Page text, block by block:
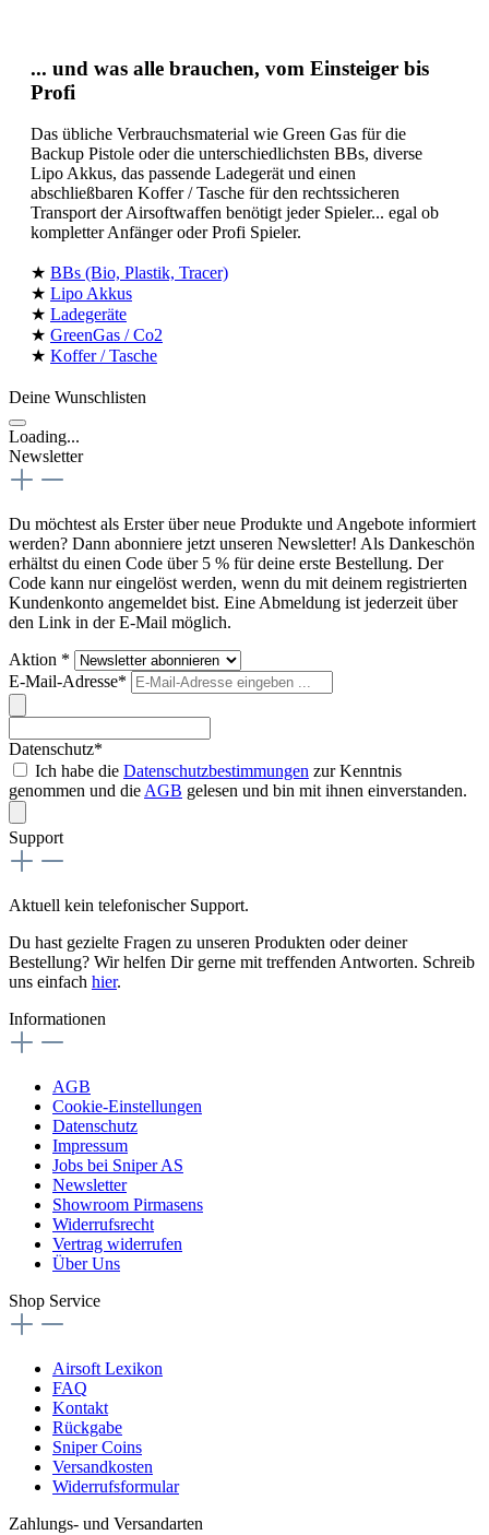
... und was alle brauchen, vom Einsteiger bis
Profi
Das übliche Verbrauchsmaterial wie Green Gas für die
Backup Pistole oder die unterschiedlichsten BBs, diverse
Lipo Akkus, das passende Ladegerät und einen
abschließbaren Koffer / Tasche für den rechtssicheren
Transport der Airsoftwaffen benötigt jeder Spieler... egal ob
kompletter Anfänger oder Profi Spieler.
★ BBs (Bio, Plastik, Tracer)
★ Lipo Akkus
★ Ladegeräte
★ GreenGas / Co2
★ Koffer / Tasche
Deine Wunschlisten
Loading...
Newsletter
Du möchtest als Erster über neue Produkte und Angebote informiert
werden? Dann abonniere jetzt unseren Newsletter! Als Dankeschön
erhältst du einen Code über 5 % für deine erste Bestellung. Der
Code kann nur eingelöst werden, wenn du mit deinem registrierten
Kundenkonto angemeldet bist. Eine Abmeldung ist jederzeit über
den Link in der E-Mail möglich.
Aktion *
E-Mail-Adresse*
Datenschutz*
Ich habe die Datenschutzbestimmungen zur Kenntnis
genommen und die AGB gelesen und bin mit ihnen einverstanden.
Support
Aktuell kein telefonischer Support.
Du hast gezielte Fragen zu unseren Produkten oder deiner
Bestellung? Wir helfen Dir gerne mit treffenden Antworten. Schreib
uns einfach hier.
Informationen
AGB
Cookie-Einstellungen
Datenschutz
Impressum
Jobs bei Sniper AS
Newsletter
Showroom Pirmasens
Widerrufsrecht
Vertrag widerrufen
Über Uns
Shop Service
Airsoft Lexikon
FAQ
Kontakt
Rückgabe
Sniper Coins
Versandkosten
Widerrufsformular
Zahlungs- und Versandarten